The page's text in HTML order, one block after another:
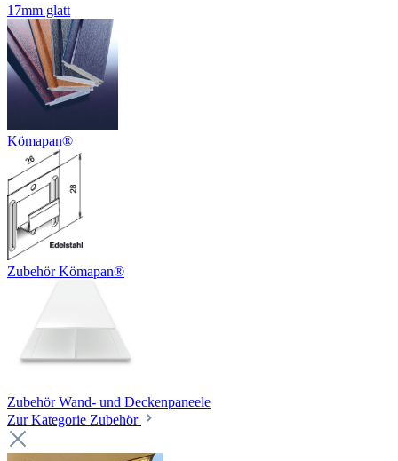
17mm glatt
Kömapan®
Zubehör Kömapan®
Zubehör Wand- und Deckenpaneele
Zur Kategorie Zubehör